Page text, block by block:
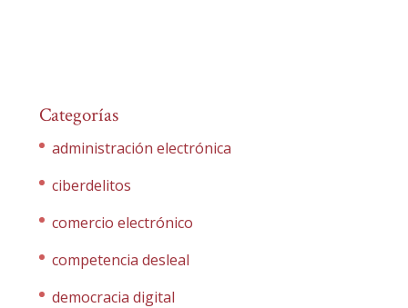
Categorías
administración electrónica
ciberdelitos
comercio electrónico
competencia desleal
democracia digital